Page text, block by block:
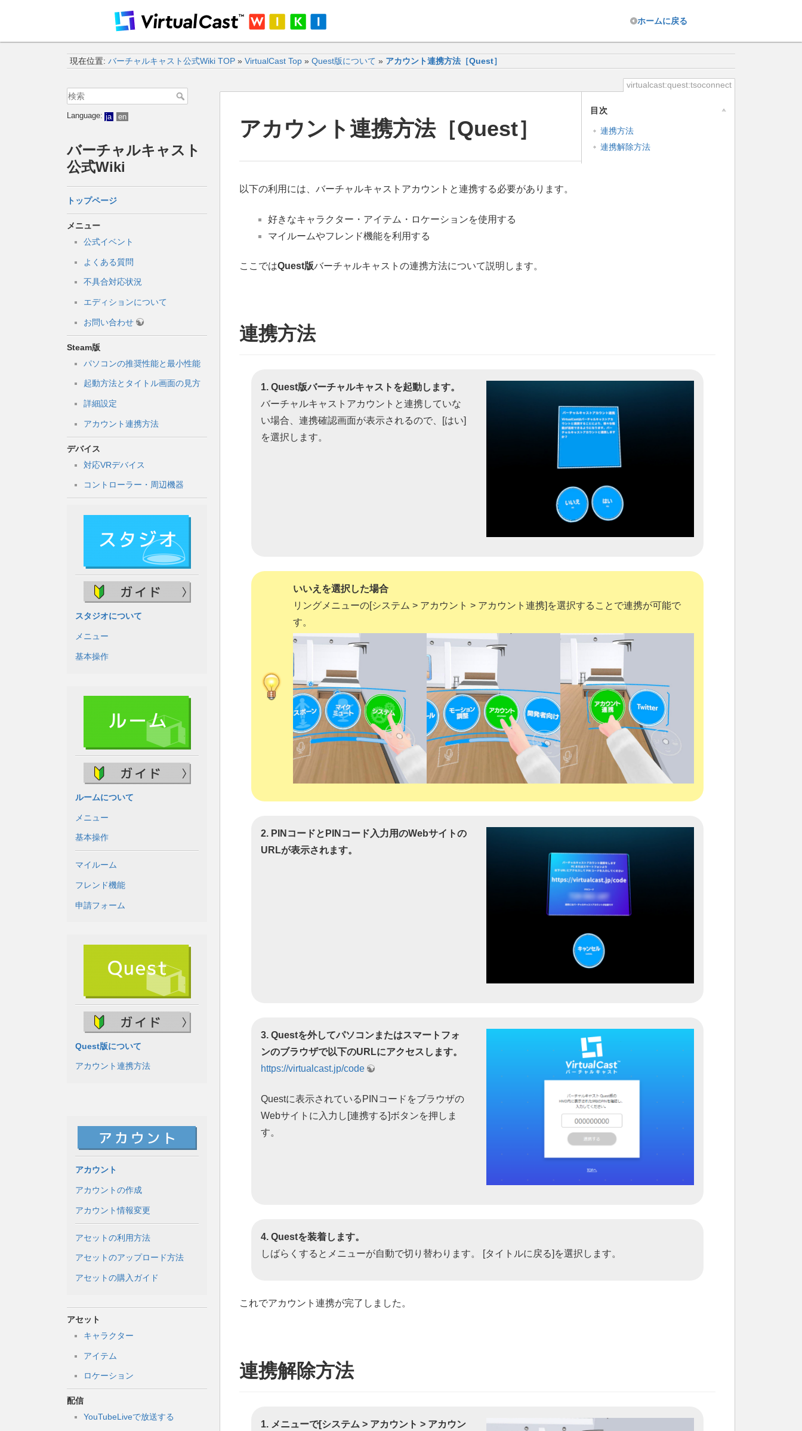
ホームに戻る
現在位置: バーチャルキャスト公式Wiki TOP» VirtualCast Top» Quest版について » アカウント連携方法［Quest］
Language: ja en
バーチャルキャスト
公式Wiki
トップページ
メニュー
公式イベント
よくある質問
不具合対応状況
エディションについて
お問い合わせ
Steam版
パソコンの推奨性能と最小性能
起動方法とタイトル画面の見方
詳細設定
アカウント連携方法
デバイス
対応VRデバイス
コントローラー・周辺機器
スタジオについて
メニュー
基本操作
ルームについて
メニュー
基本操作
マイルーム
フレンド機能
申請フォーム
Quest版について
アカウント連携方法
アカウント
アカウントの作成
アカウント情報変更
アセットの利用方法
アセットのアップロード方法
アセットの購入ガイド
アセット
キャラクター
アイテム
ロケーション
配信
YouTubeLiveで放送する
virtualcast:quest:tsoconnect
目次
連携方法
連携解除方法
アカウント連携方法［Quest］
以下の利用には、バーチャルキャストアカウントと連携する必要があります。
好きなキャラクター・アイテム・ロケーションを使用する
マイルームやフレンド機能を利用する
ここではQuest版バーチャルキャストの連携方法について説明します。
連携方法
1. Quest版バーチャルキャストを起動します。
バーチャルキャストアカウントと連携していな
い場合、連携確認画面が表示されるので、[はい]
を選択します。
いいえを選択した場合
リングメニューの[システム > アカウント > アカウント連携]を選択することで連携が可能で
す。
2. PINコードとPINコード入力用のWebサイトの
URLが表示されます。
3. Questを外してパソコンまたはスマートフォ
ンのブラウザで以下のURLにアクセスします。
https://virtualcast.jp/code
Questに表示されているPINコードをブラウザの
Webサイトに入力し[連携する]ボタンを押しま
す。
4. Questを装着します。
しばらくするとメニューが自動で切り替わります。 [タイトルに戻る]を選択します。
これでアカウント連携が完了しました。
連携解除方法
1. メニューで[システム > アカウント > アカウン